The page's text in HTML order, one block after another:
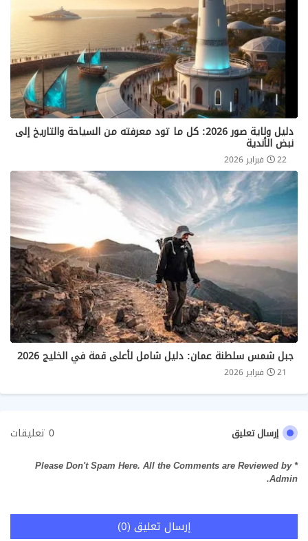
دليل ولاية صور 2026: كل ما تود معرفته من السياحة والتاريخ إلى
نبض الأندية
22 فبراير 2026
جبل شمس سلطنة عمان: دليل شامل لأعلى قمة في الخليج 2026
21 فبراير 2026
إرسال تعليق 0 تعليقات
* Please Don't Spam Here. All the Comments are Reviewed by
Admin.
إرسال تعليق (0)